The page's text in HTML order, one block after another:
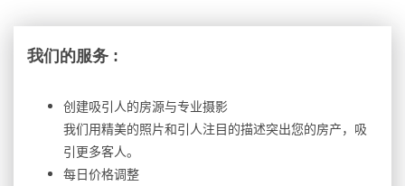
我们的服务 :
创建吸引人的房源与专业摄影
我们用精美的照片和引人注目的描述突出您的房产，吸
引更多客人。
每日价格调整